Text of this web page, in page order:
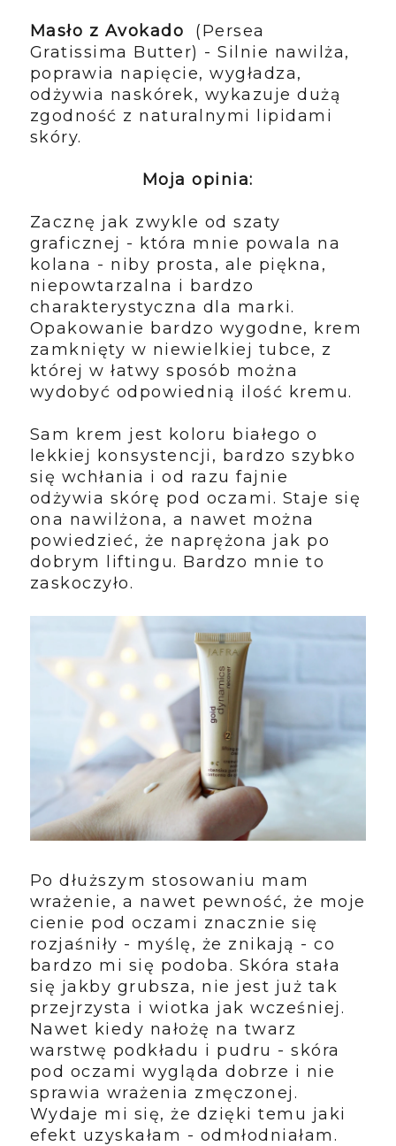
Masło z Avokado
(Persea
Gratissima Butter) - Silnie nawilża,
poprawia napięcie, wygładza,
odżywia naskórek, wykazuje dużą
zgodność z naturalnymi lipidami
skóry.
Moja opinia:
Zacznę jak zwykle od szaty
graficznej - która mnie powala na
kolana - niby prosta, ale piękna,
niepowtarzalna i bardzo
charakterystyczna dla marki.
Opakowanie bardzo wygodne, krem
zamknięty w niewielkiej tubce, z
której w łatwy sposób można
wydobyć odpowiednią ilość kremu.
Sam krem jest koloru białego o
lekkiej konsystencji, bardzo szybko
się wchłania i od razu fajnie
odżywia skórę pod oczami. Staje się
ona nawilżona, a nawet można
powiedzieć, że naprężona jak po
dobrym liftingu. Bardzo mnie to
zaskoczyło.
Po dłuższym stosowaniu mam
wrażenie, a nawet pewność, że moje
cienie pod oczami znacznie się
rozjaśniły - myślę, że znikają - co
bardzo mi się podoba. Skóra stała
się jakby grubsza, nie jest już tak
przejrzysta i wiotka jak wcześniej.
Nawet kiedy nałożę na twarz
warstwę podkładu i pudru - skóra
pod oczami wygląda dobrze i nie
sprawia wrażenia zmęczonej.
Wydaje mi się, że dzięki temu jaki
efekt uzyskałam - odmłodniałam.